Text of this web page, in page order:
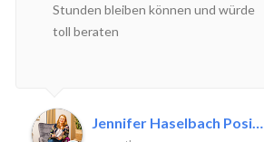
Stunden bleiben können und würde
toll beraten
Jennifer Haselbach Positive P.